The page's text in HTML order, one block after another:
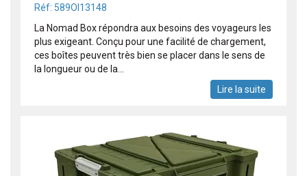
Réf: 589OI13148
La Nomad Box répondra aux besoins des voyageurs les
plus exigeant. Conçu pour une facilité de chargement,
ces boîtes peuvent très bien se placer dans le sens de
la longueur ou de la...
Lire la suite